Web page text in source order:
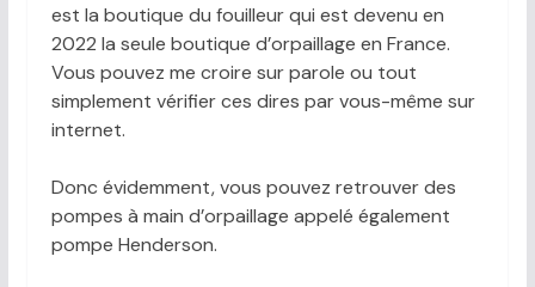
est la boutique du fouilleur qui est devenu en
2022 la seule boutique d’orpaillage en France.
Vous pouvez me croire sur parole ou tout
simplement vérifier ces dires par vous-même sur
internet.
Donc évidemment, vous pouvez retrouver des
pompes à main d’orpaillage appelé également
pompe Henderson.